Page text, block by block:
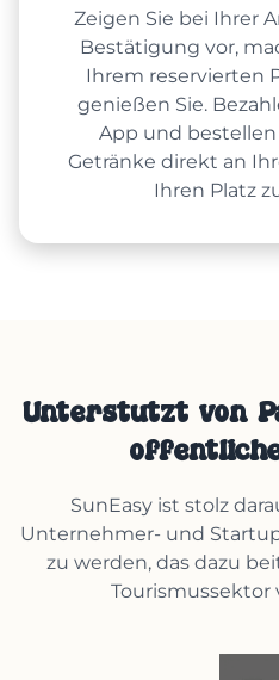
Zeigen Sie bei Ihrer
Bestätigung vor,
Ihrem reservierten
genießen Sie.
App und bestellen
Getränke direkt an
Ihren Platz
Unterstützt von
SunEasy ist stolz
Unternehmer- und
zu werden, das dazu
Tourismussektor